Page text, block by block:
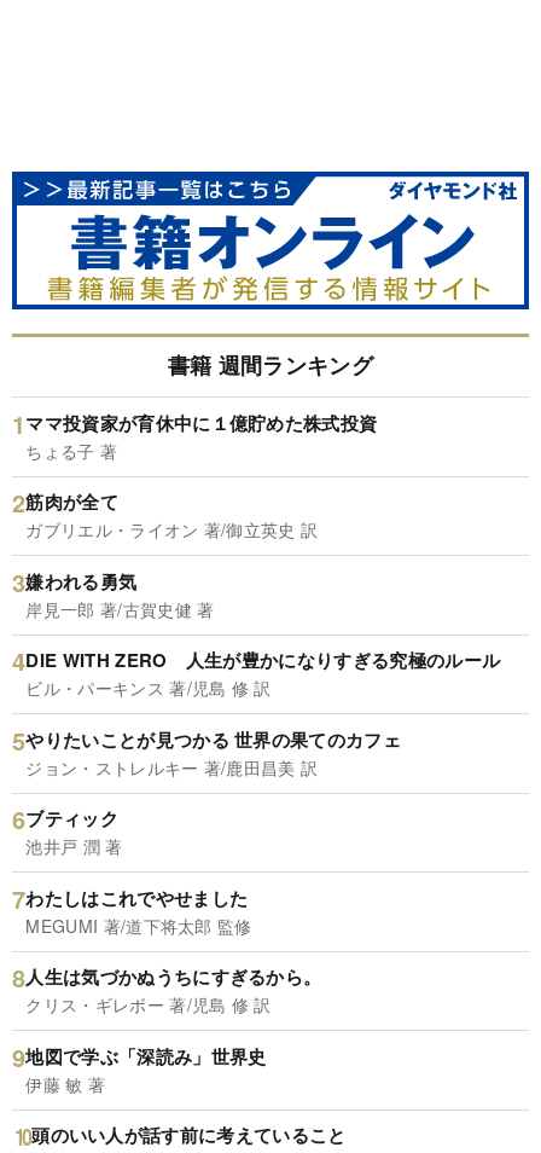
書籍 週間ランキング
ママ投資家が育休中に１億貯めた株式投資
ちょる子 著
筋肉が全て
ガブリエル・ライオン 著/御立英史 訳
嫌われる勇気
岸見一郎 著/古賀史健 著
DIE WITH ZERO 人生が豊かになりすぎる究極のルール
ビル・パーキンス 著/児島 修 訳
やりたいことが見つかる 世界の果てのカフェ
ジョン・ストレルキー 著/鹿田昌美 訳
ブティック
池井戸 潤 著
わたしはこれでやせました
MEGUMI 著/道下将太郎 監修
人生は気づかぬうちにすぎるから。
クリス・ギレボー 著/児島 修 訳
地図で学ぶ「深読み」世界史
伊藤 敏 著
頭のいい人が話す前に考えていること